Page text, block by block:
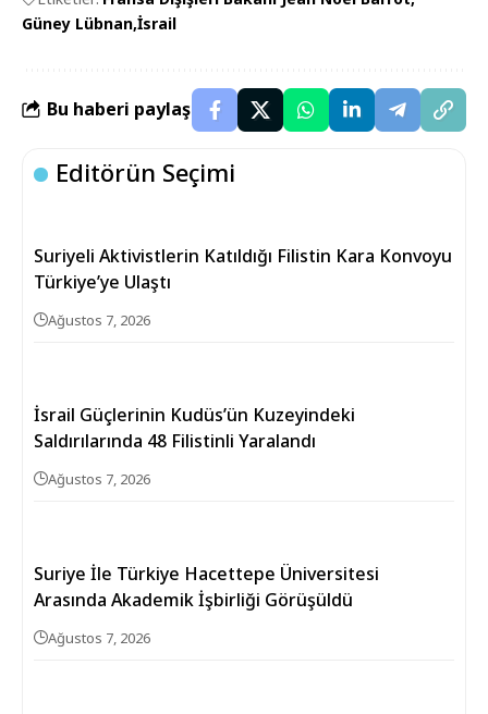
Güney Lübnan İsrail
Bu haberi paylaş
Editörün Seçimi
Suriyeli Aktivistlerin Katıldığı Filistin Kara Konvoyu
Türkiye’ye Ulaştı
Ağustos 7, 2026
İsrail Güçlerinin Kudüs’ün Kuzeyindeki
Saldırılarında 48 Filistinli Yaralandı
Ağustos 7, 2026
Suriye İle Türkiye Hacettepe Üniversitesi
Arasında Akademik İşbirliği Görüşüldü
Ağustos 7, 2026